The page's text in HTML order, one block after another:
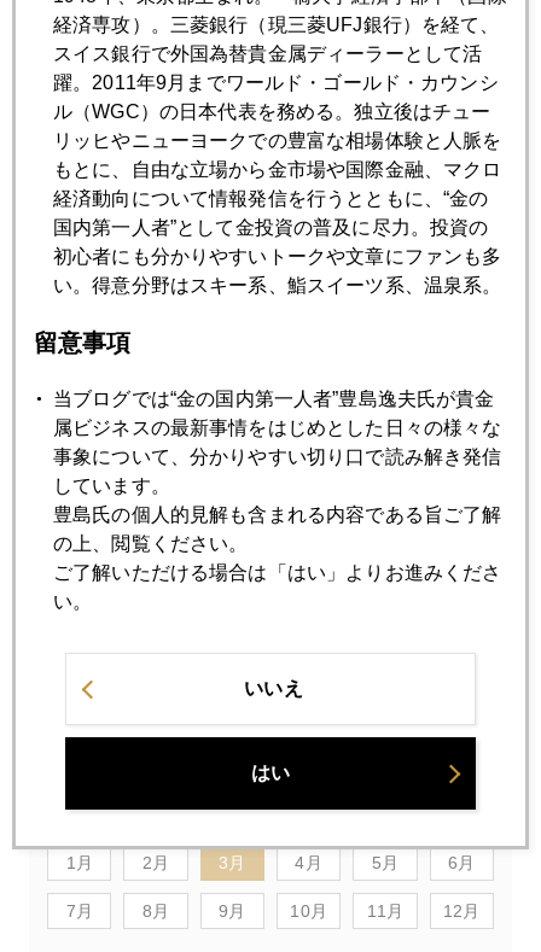
最後に、この激動の時期に、来週アウエーのセミナーを東京
と大阪でやります。
３月２３日は楽天証券主催のインターネット勉強会。チャッ
トでビンビン遠慮ないレスが即来るので臨場感あり、筆者の
好むタイプのセミナー。
そして３月２９日は セゾン投信の"長期投資セミナー"大阪。
本コラム読者も大歓迎だそうですから、ひさしぶりに関西の
皆さんとお会いできるのを楽しみにしております。（ついで
に暖冬の恩恵か、京都の桜も...。ま、そのぐらいのインセンテ
ィブがないとね... 笑）
セゾン投信の中野晴啓社長は、私の２０年来の友である澤上
さんの薫陶を受けた考えの持ち主なので、個人的に手弁当で
は一線を画し、次々"社内戦略商品"を買わせるのではなく、絞
り込み長期保有を薦める処なので、会社としては"儲からな
い"でしょうが、"顧客の視線"に立つ経営方針です。こういう
ところがもっと増えないと、政府の言う"貯蓄から投資へ"のス
ローガンも掛け声だけに終わってしまうと思います。
話は飛びますが、こういう日の日経朝刊は、気の抜けたビー
ルみたいになってしまいますね。通常の活字媒体の限界を感
版の充実が必要なのでしょうか...。
2009年
1月 2月 3月 4月 5月 6月
7月 8月 9月 10月 11月 12月
経済専攻）。三菱銀行（現三菱UFJ銀行）を経て、
スイス銀行で外国為替貴金属ディーラーとして活
躍。2011年9月までワールド・ゴールド・カウンシ
ル（WGC）の日本代表を務める。独立後はチュー
リッヒやニューヨークでの豊富な相場体験と人脈を
もとに、自由な立場から金市場や国際金融、マクロ
経済動向について情報発信を行うとともに、“金の
国内第一人者”として金投資の普及に尽力。投資の
初心者にも分かりやすいトークや文章にファンも多
い。得意分野はスキー系、鮨スイーツ系、温泉系。
留意事項
当ブログでは“金の国内第一人者”豊島逸夫氏が貴金
属ビジネスの最新事情をはじめとした日々の様々な
事象について、分かりやすい切り口で読み解き発信
しています。
豊島氏の個人的見解も含まれる内容である旨ご了解
の上、閲覧ください。
ご了解いただける場合は「はい」よりお進みくださ
い。
いいえ
はい